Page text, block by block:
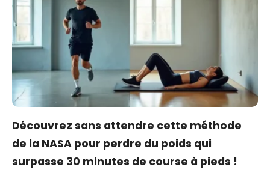
Découvrez sans attendre cette méthode
de la NASA pour perdre du poids qui
surpasse 30 minutes de course à pieds !